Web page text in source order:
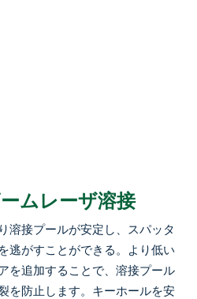
ムレーザ溶接
溶接プールが安定し、スパッタ
逃がすことができる。より低い
を追加することで、溶接プール
を防止します。キーホールを安